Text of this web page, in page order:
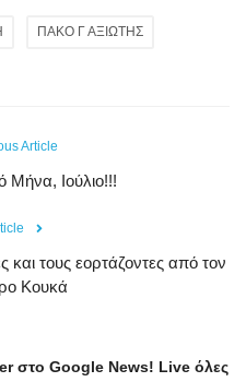
ΠΑΚΟ Γ ΑΞΙΩΤΗΣ
Article
Μήνα, Ιούλιο!!!
και τους εορτάζοντες από τον
Κουκά
στο Google News! Liveόλες